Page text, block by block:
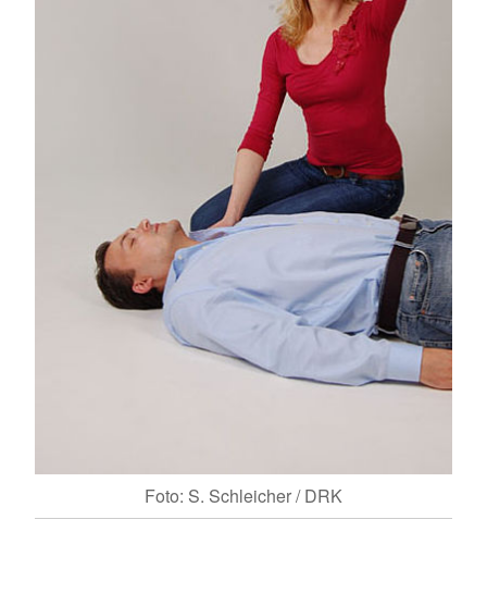
Foto: S. Schleicher / DRK